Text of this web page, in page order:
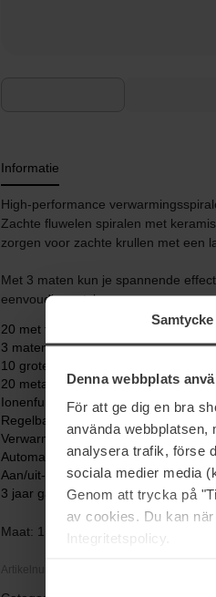
Samtycke
Denna webbplats
För att ge dig en bra
använda
analysera trafik, förse
sociala medier media
Genom att trycka på
av cookies. Du kan
Integritetspolicy.
Informatie
High-performance
Zachte fluwelen spiralen met
zorgen voor zachte krullen met een
Met 3 maten kun je spannende
eenvoudiger stylen.
20 met fluweel bedekte keramische
3 maten: 8 stuks 28 mm, 6 stuks 22
10 grote klemmen
20 metalen klemmen
Ionenfunctie voor pluisvrij haar
Regelbare temperatuur
Verwarmingsindicator
Automatische uitschakeling na 72
Aan/uit-knop met indicator
3 jaar garantie
Maat: 1 pcs